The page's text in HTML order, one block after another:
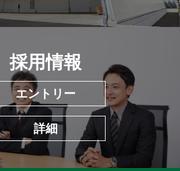
採用情報
エントリー
詳細